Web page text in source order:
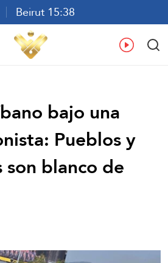
Beirut 15:38
ع En
bajo una
Pueblos y
blanco de